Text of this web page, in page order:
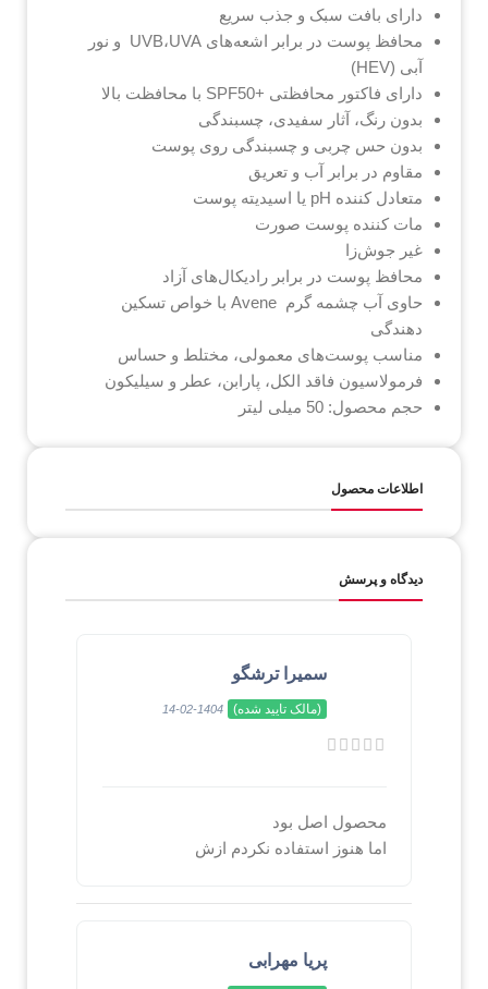
دارای بافت سبک و جذب سریع
محافظ پوست در برابر اشعه‌های UVB،UVA و نور
آبی (HEV)
دارای فاکتور محافظتی +SPF50 با محافظت بالا
بدون رنگ، آثار سفیدی، چسبندگی
بدون حس چربی و چسبندگی روی پوست
مقاوم در برابر آب و تعریق
متعادل کننده pH یا اسیدیته پوست
مات کننده پوست صورت
غیر جوش‌زا
محافظ پوست در برابر رادیکال‌های آزاد
حاوی آب چشمه گرم Avene با خواص تسکین
دهندگی
مناسب پوست‌های معمولی، مختلط و حساس
فرمولاسیون فاقد الکل، پارابن، عطر و سیلیکون
حجم محصول: 50 میلی لیتر
اطلاعات محصول
دیدگاه و پرسش
سمیرا ترشگو
(مالک تایید شده) 1404-02-14
محصول اصل بود
اما هنوز استفاده نکردم ازش
پریا مهرابی